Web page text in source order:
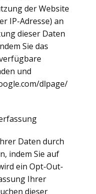
der Website
IP-Adresse) an
dieser Daten
Sie das
und
dlpage/
Daten durch
indem Sie auf
ein Opt-Out-
Ihrer
dieser